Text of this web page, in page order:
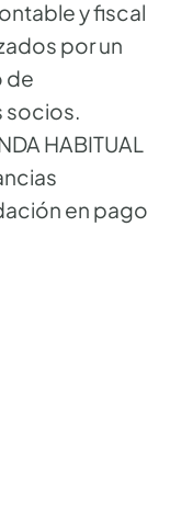
y fiscal
por un
de
HABITUAL
en pago